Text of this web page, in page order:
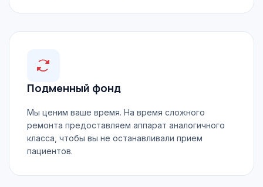
Подменный фонд
Мы ценим ваше время. На время сложного
ремонта предоставляем аппарат аналогичного
класса, чтобы вы не останавливали прием
пациентов.